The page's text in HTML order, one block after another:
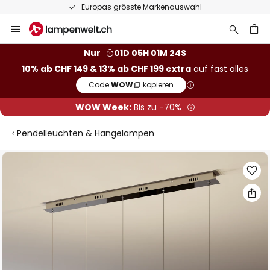
Europas grösste Markenauswahl
Inhalt
Nur
01D 05H 01M 23S
10% ab CHF 149 & 13% ab CHF 199 extra auf fast alles
Code:WOW kopieren
WOW Week:Bis zu -70%
Pendelleuchten & Hängelampen
Zum
Bildgalerie